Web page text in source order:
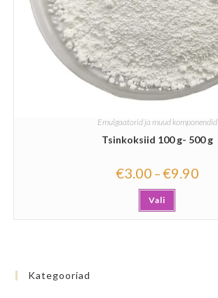
Emulgaatorid ja muud komponendid
Tsinkoksiid 100 g- 500 g
€3.00 –€9.90
Vali
Kategooriad